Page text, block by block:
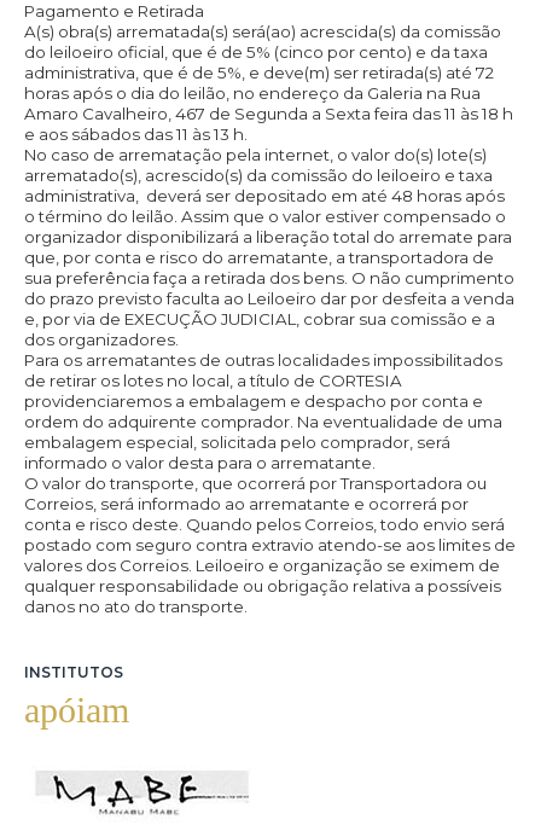
Pagamento e Retirada
A(s) obra(s) arrematada(s) será(ao) acrescida(s) da comissão
do leiloeiro oficial, que é de 5% (cinco por cento) e da taxa
administrativa, que é de 5%, e deve(m) ser retirada(s) até 72
horas após o dia do leilão, no endereço da Galeria na Rua
Amaro Cavalheiro, 467 de Segunda a Sexta feira das 11 às 18 h
e aos sábados das 11 às 13 h.
No caso de arrematação pela internet, o valor do(s) lote(s)
arrematado(s), acrescido(s) da comissão do leiloeiro e taxa
administrativa, deverá ser depositado em até 48 horas após
o término do leilão. Assim que o valor estiver compensado o
organizador disponibilizará a liberação total do arremate para
que, por conta e risco do arrematante, a transportadora de
sua preferência faça a retirada dos bens. O não cumprimento
do prazo previsto faculta ao Leiloeiro dar por desfeita a venda
e, por via de EXECUÇÃO JUDICIAL, cobrar sua comissão e a
dos organizadores.
Para os arrematantes de outras localidades impossibilitados
de retirar os lotes no local, a título de CORTESIA
providenciaremos a embalagem e despacho por conta e
ordem do adquirente comprador. Na eventualidade de uma
embalagem especial, solicitada pelo comprador, será
informado o valor desta para o arrematante.
O valor do transporte, que ocorrerá por Transportadora ou
Correios, será informado ao arrematante e ocorrerá por
conta e risco deste. Quando pelos Correios, todo envio será
postado com seguro contra extravio atendo-se aos limites de
valores dos Correios. Leiloeiro e organização se eximem de
qualquer responsabilidade ou obrigação relativa a possíveis
danos no ato do transporte.
INSTITUTOS
apóiam